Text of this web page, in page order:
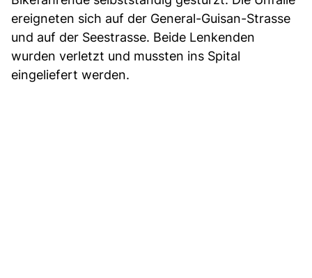
ereigneten sich auf der General-Guisan-Strasse
und auf der Seestrasse. Beide Lenkenden
wurden verletzt und mussten ins Spital
eingeliefert werden.